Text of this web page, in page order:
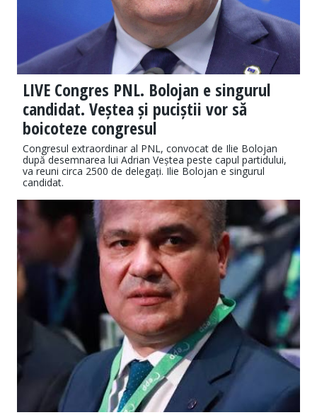
LIVE Congres PNL. Bolojan e singurul
candidat. Veștea și puciștii vor să
boicoteze congresul
Congresul extraordinar al PNL, convocat de Ilie Bolojan
după desemnarea lui Adrian Veștea peste capul partidului,
va reuni circa 2500 de delegați. Ilie Bolojan e singurul
candidat.